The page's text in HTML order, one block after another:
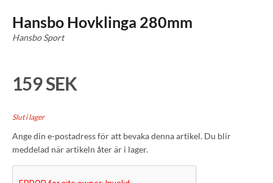
Hansbo Hovklinga 280mm
Hansbo Sport
159 SEK
Slut i lager
Ange din e-postadress för att bevaka denna artikel. Du blir
meddelad när artikeln åter är i lager.